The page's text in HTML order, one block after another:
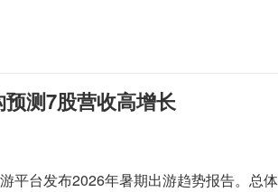
测7股营收高增长
平台发布2026年暑期出游趋势报告。总